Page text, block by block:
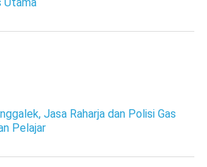
Jasa Raharja dan Polisi Gas
Pelajar